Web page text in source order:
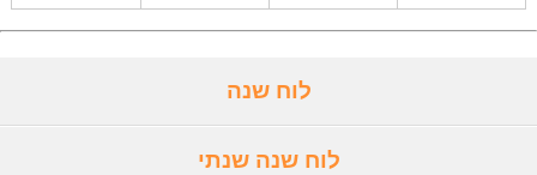
לוח שנה
לוח שנה שנתי